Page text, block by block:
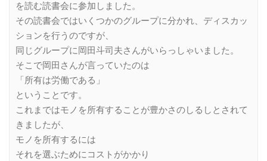
を読む読書会に参加しました。
その読書会ではいくつかのグループに分かれ、ディスカッ
ションを行うのですが、
同じグループに岡田斗司夫さんがいらっしゃいました。
そこで岡田さんが言っていたのは
「所有は労働である」
ということです。
これまではモノを所有することが豊かさのしるしとされて
きましたが、
モノを所有するには
それを選ぶためにコストがかかり